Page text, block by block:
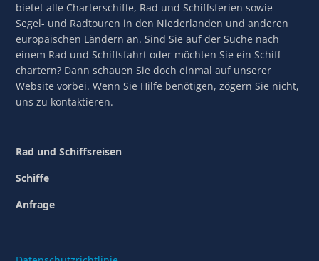
bietet alle Charterschiffe, Rad und Schiffsferien sowie
Segel- und Radtouren in den Niederlanden und anderen
europäischen Ländern an. Sind Sie auf der Suche nach
einem Rad und Schiffsfahrt oder möchten Sie ein Schiff
chartern? Dann schauen Sie doch einmal auf unserer
Website vorbei. Wenn Sie Hilfe benötigen, zögern Sie nicht,
uns zu kontaktieren.
Rad und Schiffsreisen
Schiffe
Anfrage